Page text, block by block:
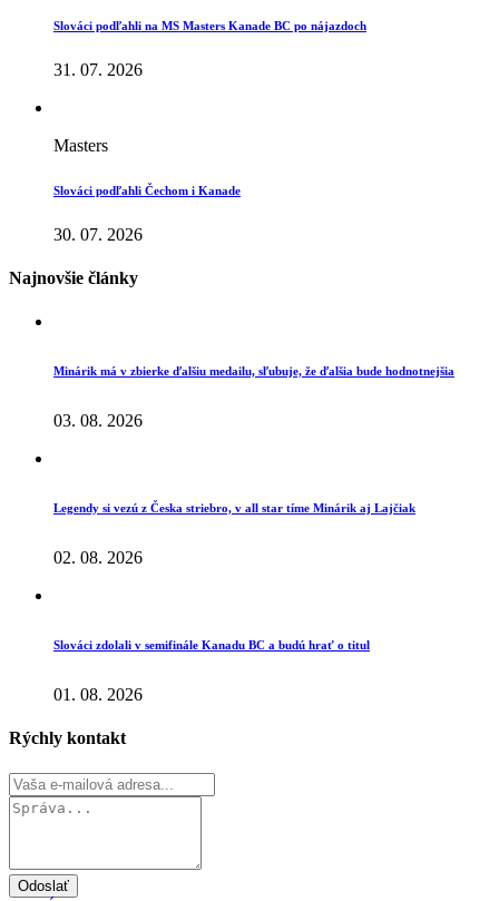
Slováci podľahli na MS Masters Kanade BC po nájazdoch
31. 07. 2026
Masters
Slováci podľahli Čechom i Kanade
30. 07. 2026
Najnovšie články
Minárik má v zbierke ďalšiu medailu, sľubuje, že ďalšia bude hodnotnejšia
03. 08. 2026
Legendy si vezú z Česka striebro, v all star tíme Minárik aj Lajčiak
02. 08. 2026
Slováci zdolali v semifinále Kanadu BC a budú hrať o titul
01. 08. 2026
Rýchly kontakt
Odoslať